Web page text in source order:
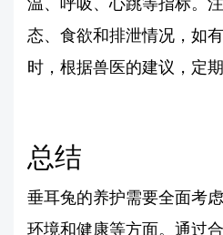
态、食欲和排泄情况，如
时，根据兽医的建议，定
总结
垂耳兔的养护需要全面考
环境和健康等方面。通过